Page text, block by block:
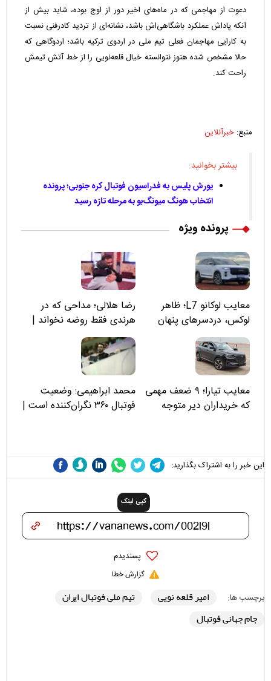
دعوت از مهاجمی که در ماه‌های اخیر دور از اوج بوده، شاید بیش از
آنکه پاداش عملکرد باشگاهی‌اش باشد، نشانه‌ای از تردید کادرفنی نسبت
به کارایی مهاجمان فعلی تیم ملی در اردوی ترکیه باشد؛ اردوگاهی که
حالا مشخص شده هنوز نتوانسته خیال قلعه‌نویی را از خط آتش تیمش
راحت کند.
منبع: خبرآنلاین
بیشتر بخوانید:
یورش پلیس به فدراسیون فوتبال کره جنوبی؛ پرونده
انتخاب هونگ میونگ‌بو به مرحله تازه رسید
پرونده ویژه
معایب لوکانو L7؛ ظاهر
لوکس، دردسرهای پنهان
رضا هلالی؛ مداحی که در
هرندی فقط روضه نخواند |
مسئولان «تکیه‌گاه آقا مرتضی
علی(ع)» را جدی‌تر ببینند
معایب تیارا؛ ۹ ضعف مهمی
که خریداران دیر متوجه
محمد ابراهیمی: وضعیت
فوتبال ۳۶۰ نگران‌کننده است |
این خبر را به اشتراک بگذارید:
کپی لینک
پسندیدم
گزارش خطا
برچسب ها: امیر قلعه نویی
تیم ملی فوتبال ایران
جام جهانی فوتبال